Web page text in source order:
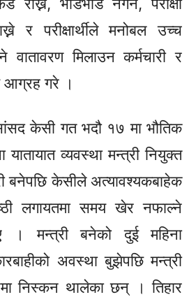
राख्ने, भीडभाड नगर्ने, परीक्षा
र परीक्षार्थीले मनोबल उच्च
वातावरण मिलाउन कर्मचारी र
आग्रह गरे ।
केसी गत भदौ १७ मा भौतिक
यातायात व्यवस्था मन्त्री नियुक्त
बनेपछि केसीले अत्यावश्यकबाहेक
लगायतमा समय खेर नफाल्ने
। मन्त्री बनेको दुई महिना
अवस्था बुझेपछि मन्त्री
निस्कन थालेका छन् । तिहार